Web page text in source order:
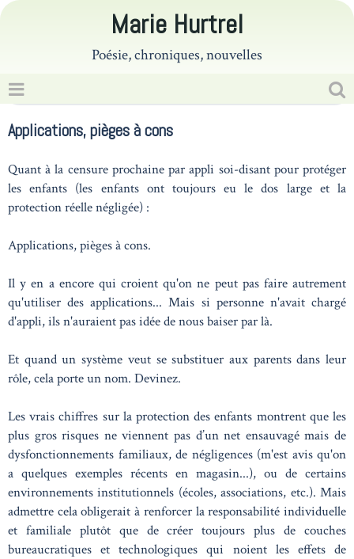
Marie Hurtrel
Poésie, chroniques, nouvelles
Applications, pièges à cons
Quant à la censure prochaine par appli soi-disant pour protéger
les enfants (les enfants ont toujours eu le dos large et la
protection réelle négligée) :
Applications, pièges à cons.
Il y en a encore qui croient qu'on ne peut pas faire autrement
qu'utiliser des applications... Mais si personne n'avait chargé
d'appli, ils n'auraient pas idée de nous baiser par là.
Et quand un système veut se substituer aux parents dans leur
rôle, cela porte un nom. Devinez.
Les vrais chiffres sur la protection des enfants montrent que les
plus gros risques ne viennent pas d’un net ensauvagé mais de
dysfonctionnements familiaux, de négligences (m'est avis qu'on
a quelques exemples récents en magasin...), ou de certains
environnements institutionnels (écoles, associations, etc.). Mais
admettre cela obligerait à renforcer la responsabilité individuelle
et familiale plutôt que de créer toujours plus de couches
bureaucratiques et technologiques qui noient les effets de